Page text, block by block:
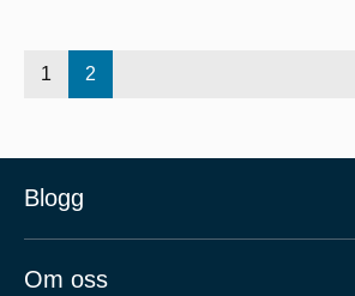
1 2
Blogg
Om oss